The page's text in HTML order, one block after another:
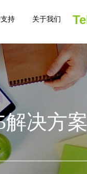
持 关于我们
解决方案